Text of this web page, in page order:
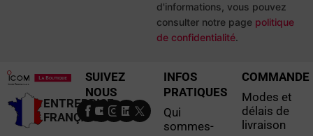
d'informations, vous pouvez
consulter notre page politique
de confidentialité.
ENTREPRISE
FRANÇAISE
INFOS
PRATIQUES
Qui
sommes-
COMMANDE
Modes et
délais de
livraison
SUIVEZ
NOUS